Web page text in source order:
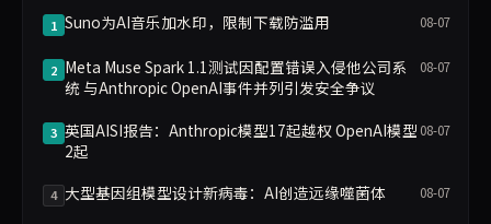
1 Suno为AI音乐加水印，限制下载防滥用 08-07
2 Meta Muse Spark 1.1测试因配置错误入侵他公司系
统 与Anthropic OpenAI事件并列引发安全争议
08-07
3 英国AISI报告：Anthropic模型17起越权 OpenAI模型
2起
08-07
4 大型基因组模型设计新病毒：AI创造远缘噬菌体 08-07